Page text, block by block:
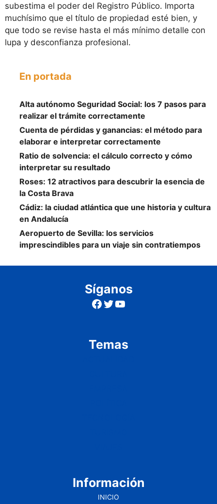
subestima el poder del Registro Público. Importa
muchísimo que el título de propiedad esté bien, y
que todo se revise hasta el más mínimo detalle con
lupa y desconfianza profesional.
En portada
Alta autónomo Seguridad Social: los 7 pasos para
realizar el trámite correctamente
Cuenta de pérdidas y ganancias: el método para
elaborar e interpretar correctamente
Ratio de solvencia: el cálculo correcto y cómo
interpretar su resultado
Roses: 12 atractivos para descubrir la esencia de
la Costa Brava
Cádiz: la ciudad atlántica que une historia y cultura
en Andalucía
Aeropuerto de Sevilla: los servicios
imprescindibles para un viaje sin contratiempos
Síganos
Facebook
Twitter
YouTube
Temas
Información
INICIO